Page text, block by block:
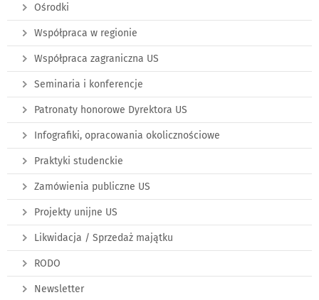
Ośrodki
Współpraca w regionie
Współpraca zagraniczna US
Seminaria i konferencje
Patronaty honorowe Dyrektora US
Infografiki, opracowania okolicznościowe
Praktyki studenckie
Zamówienia publiczne US
Projekty unijne US
Likwidacja / Sprzedaż majątku
RODO
Newsletter